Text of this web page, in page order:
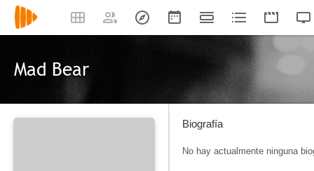
Mad Bear
Biografía
No hay actualmente ninguna